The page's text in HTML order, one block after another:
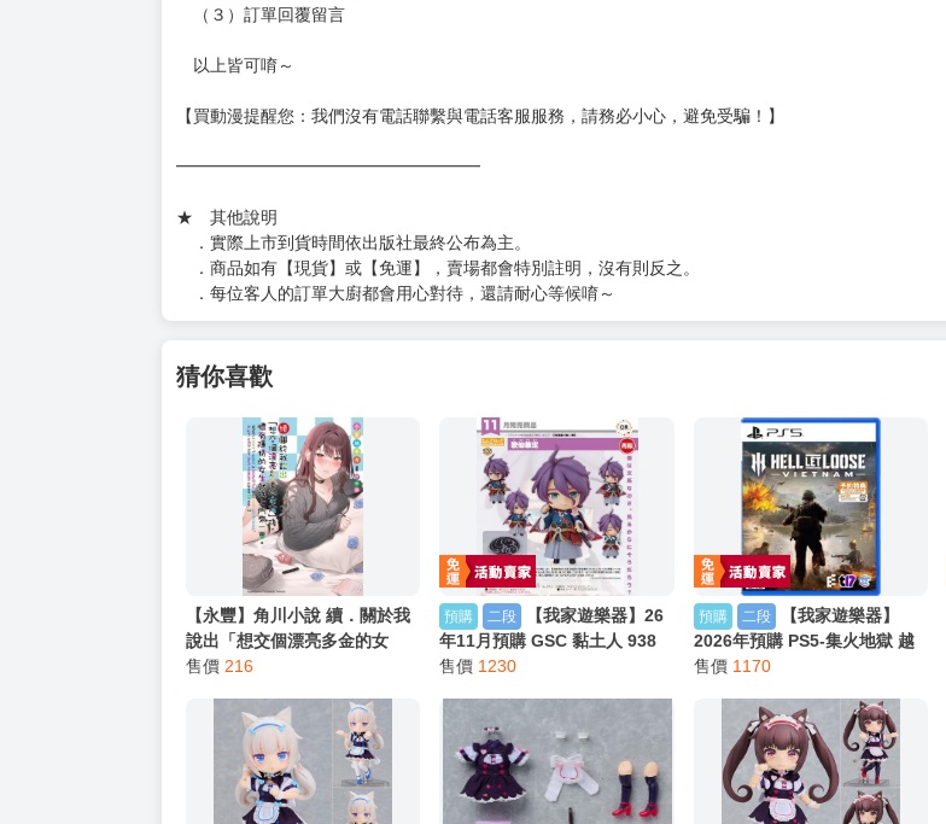
（３）訂單回覆留言
以上皆可唷～
【買動漫提醒您：我們沒有電話聯繫與電話客服服務，請務必小心，避免受騙！】
━━━━━━━━━━━━━━━━━━
★ 其他說明
．實際上市到貨時間依出版社最終公布為主。
．商品如有【現貨】或【免運】，賣場都會特別註明，沒有則反之。
．每位客人的訂單大廚都會用心對待，還請耐心等候唷～
猜你喜歡
【永豐】角川小說 續．關於我
說出「想交個漂亮多金的女
友」後，懷有隱情的女生就找
2026/07/22
售價 216
預購 二段
【我家遊樂器】26
年11月預購 GSC 黏土人 938
刀劍亂舞ONLINE 歌仙兼定 再
售價 1230
預購 二段
【我家遊樂器】
2026年預購 PS5-集火地獄 越
南 中文版
售價 1170